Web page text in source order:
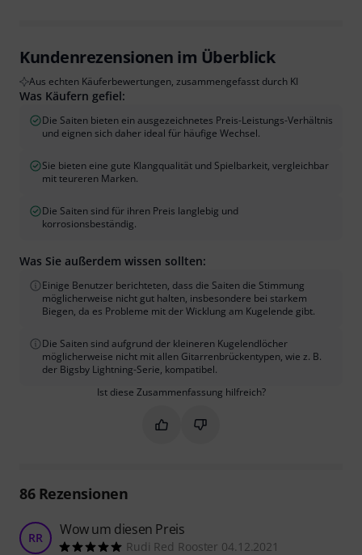
Kundenrezensionen im Überblick
Aus echten Käuferbewertungen, zusammengefasst durch KI
Was Käufern gefiel:
Die Saiten bieten ein ausgezeichnetes Preis-Leistungs-Verhältnis
und eignen sich daher ideal für häufige Wechsel.
Sie bieten eine gute Klangqualität und Spielbarkeit, vergleichbar
mit teureren Marken.
Die Saiten sind für ihren Preis langlebig und
korrosionsbeständig.
Was Sie außerdem wissen sollten:
Einige Benutzer berichteten, dass die Saiten die Stimmung
möglicherweise nicht gut halten, insbesondere bei starkem
Biegen, da es Probleme mit der Wicklung am Kugelende gibt.
Die Saiten sind aufgrund der kleineren Kugelendlöcher
möglicherweise nicht mit allen Gitarrenbrückentypen, wie z. B.
der Bigsby Lightning-Serie, kompatibel.
Ist diese Zusammenfassung hilfreich?
Markieren Sie diese
Markieren Sie diese
86Rezensionen
RR Wow um diesen Preis
Rudi Red Rooster 04.12.2021